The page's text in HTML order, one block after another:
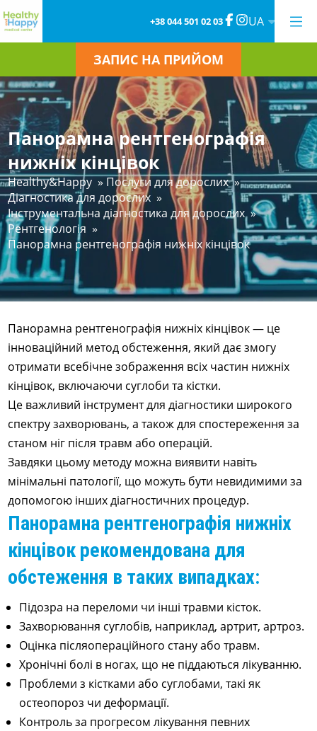
+38 044 501 02 03 UA
ЗАПИС НА ПРИЙОМ
Панорамна рентгенографія
нижніх кінцівок
Healthy&Happy »Послуги для дорослих »
Діагностика для дорослих »
Інструментальна діагностика для дорослих »
Рентгенологія »
Панорамна рентгенографія нижніх кінцівок
Панорамна рентгенографія нижніх кінцівок — це
інноваційний метод обстеження, який дає змогу
отримати всебічне зображення всіх частин нижніх
кінцівок, включаючи суглоби та кістки.
Це важливий інструмент для діагностики широкого
спектру захворювань, а також для спостереження за
станом ніг після травм або операцій.
Завдяки цьому методу можна виявити навіть
мінімальні патології, що можуть бути невидимими за
допомогою інших діагностичних процедур.
Панорамна рентгенографія нижніх
кінцівок рекомендована для
обстеження в таких випадках:
Підозра на переломи чи інші травми кісток.
Захворювання суглобів, наприклад, артрит, артроз.
Оцінка післяопераційного стану або травм.
Хронічні болі в ногах, що не піддаються лікуванню.
Проблеми з кістками або суглобами, такі як
остеопороз чи деформації.
Контроль за прогресом лікування певних